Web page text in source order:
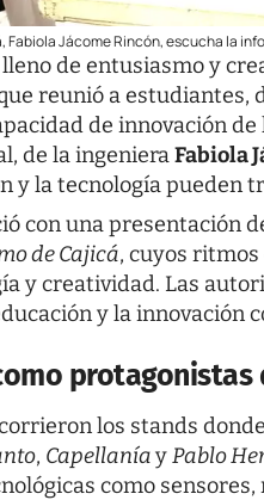
Fabiola Jácome Rincón, escucha la
de entusiasmo y
reunió a
de innovación
de la ingenieraFabiola
y la tecnología pueden
con una presentación
de Cajicá, cuyos
y creatividad. Las
y la innovación
protagonistas
los stands
, CapellaníayPablo
como